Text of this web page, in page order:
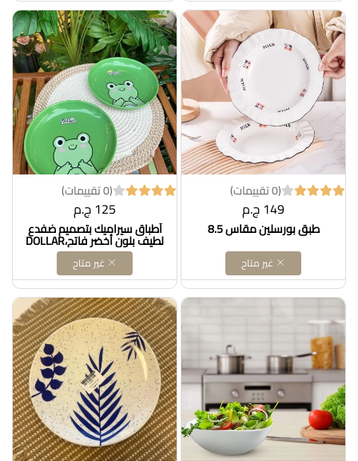
(0 تقييمات)
149 ج.م
طبق بورسلين مقاس 8.5
غير متاح
(0 تقييمات)
125 ج.م
أطباق سيراميك بتصميم ضفدع
لطيف بلون أخضر فاتح،DOLLAR
FOR IMPOR كود
B0DZQMS2Q1
غير متاح